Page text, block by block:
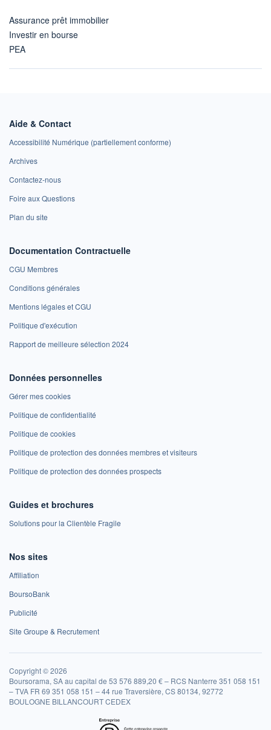
Assurance prêt immobilier
Investir en bourse
PEA
Aide & Contact
Accessibilité Numérique (partiellement conforme)
Archives
Contactez-nous
Foire aux Questions
Plan du site
Documentation Contractuelle
CGU Membres
Conditions générales
Mentions légales et CGU
Politique d'exécution
Rapport de meilleure sélection 2024
Données personnelles
Gérer mes cookies
Politique de confidentialité
Politique de cookies
Politique de protection des données membres et visiteurs
Politique de protection des données prospects
Guides et brochures
Solutions pour la Clientèle Fragile
Nos sites
Affiliation
BoursoBank
Publicité
Site Groupe & Recrutement
Copyright © 2026
Boursorama, SA au capital de 53 576 889,20 € – RCS Nanterre 351 058 151
– TVA FR 69 351 058 151 – 44 rue Traversière, CS 80134, 92772
BOULOGNE BILLANCOURT CEDEX